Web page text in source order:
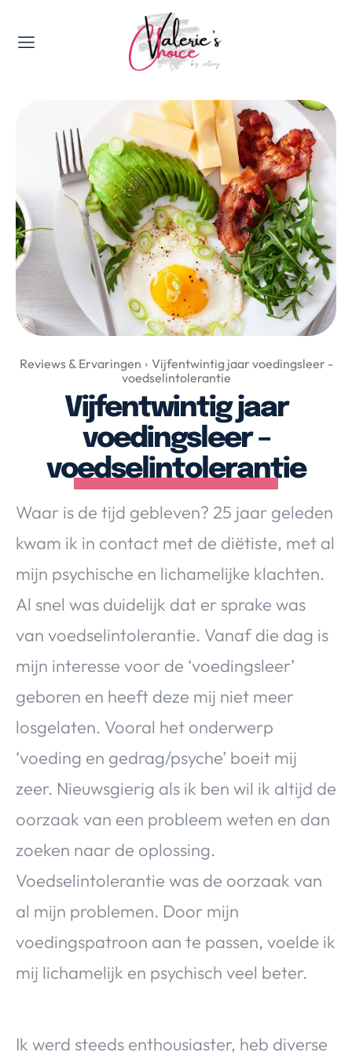
Valerie's Topics
Travel & Culture
Food & Drinks
Happyness & Opmerkelijk
Lifestyle, Sport & Duurzaamheid
Gadgets & Tech
Top 5 van Valerie
Health & Beauty
Huis & Tuin
Nieuws & Media
Over Valerie
Over Valerie
De Top 5
Contact
VALERIE'S CHOICE
Food & Drinks Health & Beauty Gadgets
Huis & Tuin
Reviews & Ervaringen
Vijfentwintig jaar voedingsleer -
voedselintolerantie
Vijfentwintig jaar
voedingsleer –
voedselintolerantie
Waar is de tijd gebleven? 25 jaar geleden
kwam ik in contact met de diëtiste, met al
mijn psychische en lichamelijke klachten.
Al snel was duidelijk dat er sprake was
van voedselintolerantie. Vanaf die dag is
mijn interesse voor de ‘voedingsleer’
geboren en heeft deze mij niet meer
losgelaten. Vooral het onderwerp
‘voeding en gedrag/psyche’ boeit mij
zeer. Nieuwsgierig als ik ben wil ik altijd de
oorzaak van een probleem weten en dan
zoeken naar de oplossing.
Voedselintolerantie was de oorzaak van
al mijn problemen. Door mijn
voedingspatroon aan te passen, voelde ik
mij lichamelijk en psychisch veel beter.
Ik werd steeds enthousiaster, heb diverse